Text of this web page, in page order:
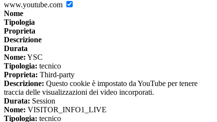
www.youtube.com
Nome
Tipologia
Proprieta
Descrizione
Durata
Nome: YSC
Tipologia: tecnico
Proprieta: Third-party
Descrizione: Questo cookie è impostato da YouTube per tenere
traccia delle visualizzazioni dei video incorporati.
Durata: Session
Nome: VISITOR_INFO1_LIVE
Tipologia: tecnico